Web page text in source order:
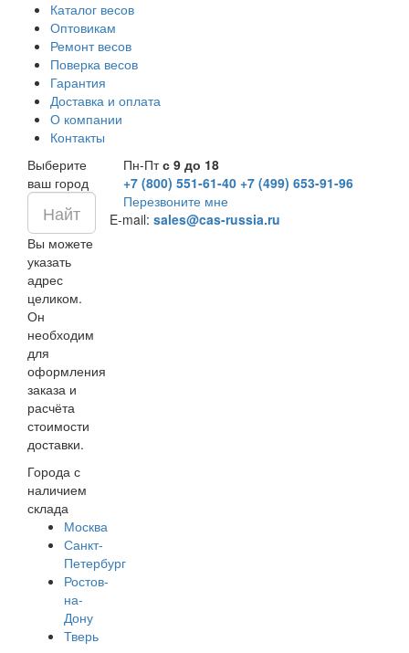
Каталог весов
Оптовикам
Ремонт весов
Поверка весов
Гарантия
Доставка и оплата
О компании
Контакты
Выберите
ваш город
Вы можете
указать
адрес
целиком.
Он
необходим
для
оформления
заказа и
расчёта
стоимости
доставки.
Города с
наличием
склада
Москва
Санкт-
Петербург
Ростов-
на-
Дону
Тверь
Пн-Птс 9 до 18
+7 (800) 551-61-40 +7 (499) 653-91-96
Перезвоните мне
E-mail: sales@cas-russia.ru